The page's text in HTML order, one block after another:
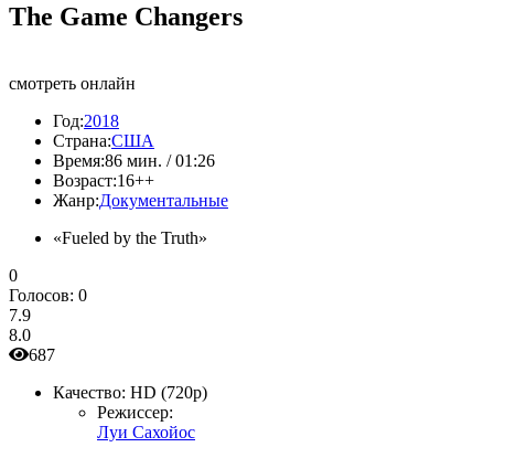
The Game Changers
смотреть онлайн
Год:2018
Страна:США
Время:86 мин. / 01:26
Возраст:16++
Жанр:Документальные
«Fueled by the Truth»
0
Голосов: 0
7.9
8.0
687
Качество: HD (720p)
Режиссер:
Луи Сахойос